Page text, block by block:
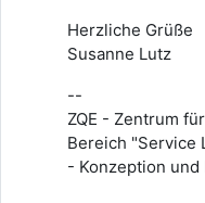
Herzliche Grüße
Susanne Lutz
--
ZQE - Zentrum
Bereich "Service
- Konzeption